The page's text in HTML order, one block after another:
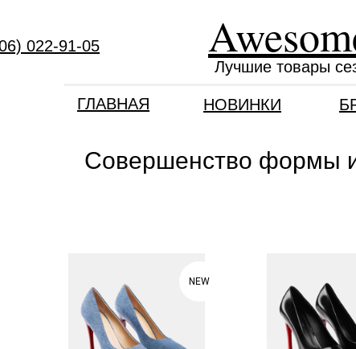
Лучшие товары
ГЛАВНАЯ
022-91-05
НОВИНКИ
Совершенство формы
NEW